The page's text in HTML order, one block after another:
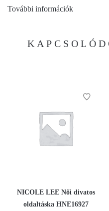
További információk
NICOLE LEE Női divatos
oldaltáska HNE16927